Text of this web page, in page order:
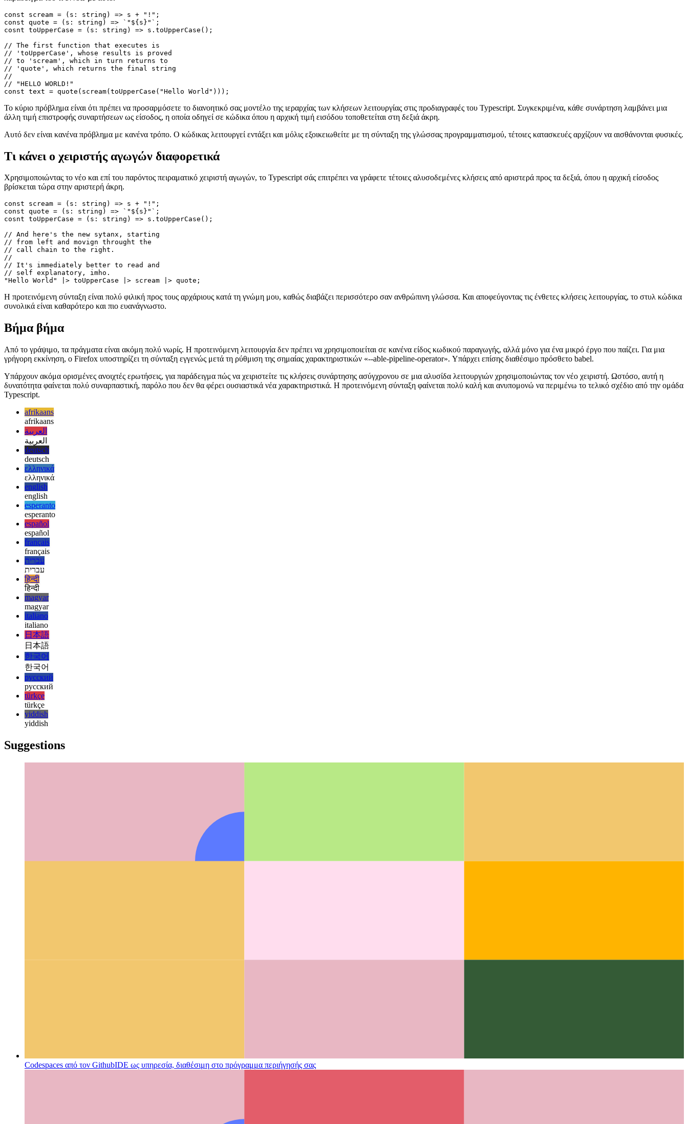
Εάν χρησιμοποιείτε πολλές λειτουργίες του Typescript, μπορεί να έχετε αισθανθεί την επιθυμία να γράψετε καλύτερα τον κώδικά σας όταν ορισμένες λειτουργίες συνδέονται μεταξύ τους. Εδώ είναι ένα
παράδειγμα του τι εννοώ με αυτό.
const quote = (s: string) => `"${s}"`;
cosnt toUpperCase = (s: string) => s.toUpperCase();
// The first function that executes is
// 'toUpperCase', whose results is proved
// to 'scream', which in turn returns to
// 'quote', which returns the final string
// "HELLO WORLD!"
Το κύριο πρόβλημα είναι ότι πρέπει να προσαρμόσετε το διανοητικό σας μοντέλο της ιεραρχίας των κλήσεων λειτουργίας στις προδιαγραφές του Typescript. Συγκεκριμένα, κάθε συνάρτηση λαμβάνει μια
άλλη τιμή επιστροφής συναρτήσεων ως είσοδος, η οποία οδηγεί σε κώδικα όπου η αρχική τιμή εισόδου τοποθετείται στη δεξιά άκρη.
Αυτό δεν είναι κανένα πρόβλημα με κανένα τρόπο. Ο κώδικας λειτουργεί εντάξει και μόλις εξοικειωθείτε με τη σύνταξη της γλώσσας προγραμματισμού, τέτοιες κατασκευές αρχίζουν να αισθάνονται φυσικές.
Τι κάνει ο χειριστής αγωγών διαφορετικά
Χρησιμοποιώντας το νέο και επί του παρόντος πειραματικό χειριστή αγωγών, το Typescript σάς επιτρέπει να γράφετε τέτοιες αλυσοδεμένες κλήσεις από αριστερά προς τα δεξιά, όπου η αρχική είσοδος
βρίσκεται τώρα στην αριστερή άκρη.
const quote = (s: string) => `"${s}"`;
cosnt toUpperCase = (s: string) => s.toUpperCase();
// And here's the new sytanx, starting
// from left and movign throught the
// call chain to the right.
//
// self explanatory, imho.
Η προτεινόμενη σύνταξη είναι πολύ φιλική προς τους αρχάριους κατά τη γνώμη μου, καθώς διαβάζει περισσότερο σαν ανθρώπινη γλώσσα. Και αποφεύγοντας τις ένθετες κλήσεις λειτουργίας, το στυλ κώδικα
συνολικά είναι καθαρότερο και πιο ευανάγνωστο.
Βήμα βήμα
Από το γράψιμο, τα πράγματα είναι ακόμη πολύ νωρίς. Η προτεινόμενη λειτουργία δεν πρέπει να χρησιμοποιείται σε κανένα είδος κωδικού παραγωγής, αλλά μόνο για ένα μικρό έργο που παίζει. Για μια
γρήγορη εκκίνηση, ο Firefox υποστηρίζει τη σύνταξη εγγενώς μετά τη ρύθμιση της σημαίας χαρακτηριστικών «--able-pipeline-operator». Υπάρχει επίσης διαθέσιμο πρόσθετο babel.
Υπάρχουν ακόμα ορισμένες ανοιχτές ερωτήσεις, για παράδειγμα πώς να χειριστείτε τις κλήσεις συνάρτησης ασύγχρονου σε μια αλυσίδα λειτουργιών χρησιμοποιώντας τον νέο χειριστή. Ωστόσο, αυτή η
δυνατότητα φαίνεται πολύ συναρπαστική, παρόλο που δεν θα φέρει ουσιαστικά νέα χαρακτηριστικά. Η προτεινόμενη σύνταξη φαίνεται πολύ καλή και ανυπομονώ να περιμένω το τελικό σχέδιο από την ομάδα
Typescript.
afrikaans
afrikaans
العربية
العربية
deutsch
deutsch
ελληνικά
ελληνικά
english
english
esperanto
esperanto
español
español
français
français
עברית
עברית
हिन्दी
हिन्दी
magyar
magyar
italiano
italiano
日本語
日本語
한국어
한국어
русский
русский
türkçe
türkçe
yiddish
yiddish